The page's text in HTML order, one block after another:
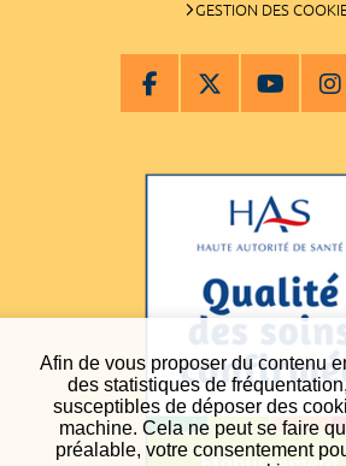
Afin de vous proposer du contenu
des statistiques de
susceptibles de déposer des
machine. Cela ne peut se faire
préalable, votre consentement
GESTION DES